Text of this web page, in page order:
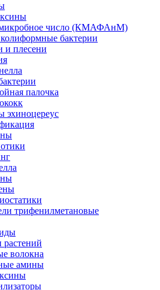
число (КМАФАнМ)
бактерии
и плесени
палочка
эхиноцереус
трифенилметановые
растений
волокна
амины